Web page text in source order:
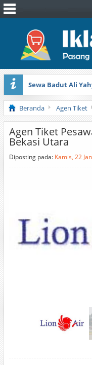
Sewa Badut Ali
Honda Brio 1.3 E
Beranda Agen Tiket
Agen Tiket
Bekasi Utara
Diposting pada: Kamis, 22